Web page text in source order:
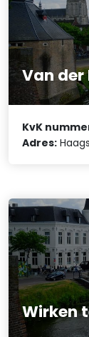
Van der
KvK
Adres:
Wirken